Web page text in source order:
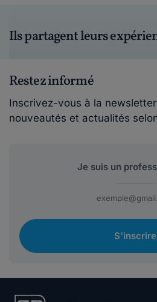
Ils partagent leurs
Restez informé
Inscrivez-vous à la
nouveautés et actualités
S'inscrire